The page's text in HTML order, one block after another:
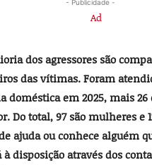
- Publicidade -
dos agressores são
das vítimas. Foram
doméstica em 2025, mais 26
Do total, 97 são mulheres e
ajuda ou conhece alguém
à disposição através dos